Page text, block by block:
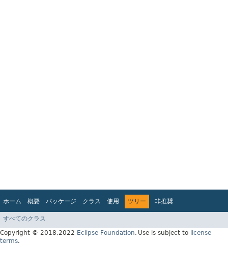
ホーム 概要 パッケージ クラス 使用 ツリー
非推奨
インデックス
Jakarta EE Platform API v10.0.0
すべてのクラス
Copyright © 2018,2022 Eclipse Foundation. Use is subject to license
terms.